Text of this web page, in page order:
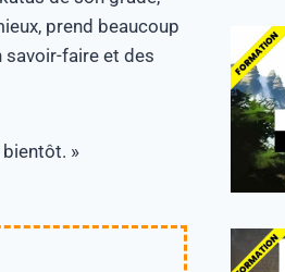
prend beaucoup
savoir-faire et des
»